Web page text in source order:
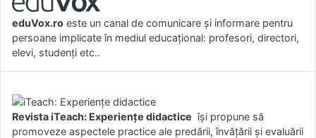
eduVox.ro este un canal de comunicare și informare pentru
persoane implicate în mediul educațional: profesori, directori,
elevi, studenți etc..
Revista iTeach: Experienţe didactice îşi propune să
promoveze aspectele practice ale predării, învăţării şi evaluării